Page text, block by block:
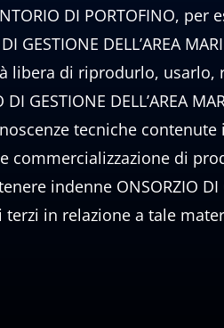
DI PORTOFINO, per
DELL’AREA
libera di riprodurlo, usarlo,
DELL’AREA
tecniche contenute
commercializzazione di
indenne ONSORZIO DI
terzi in relazione a tale